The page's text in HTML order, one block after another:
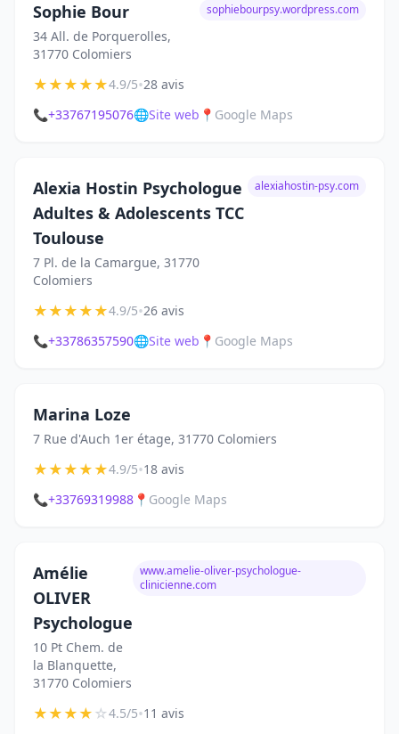
Sophie Bour
34 All. de Porquerolles,
31770 Colomiers
sophiebourpsy.wordpress.com
★★★★★4.9/5•28 avis
📞+33767195076🌐Site web 📍 Google Maps
Alexia Hostin Psychologue
Adultes & Adolescents TCC
Toulouse
7 Pl. de la Camargue, 31770
Colomiers
alexiahostin-psy.com
★★★★★4.9/5•26 avis
📞+33786357590🌐Site web 📍 Google Maps
Marina Loze
7 Rue d'Auch 1er étage, 31770 Colomiers
★★★★★4.9/5•18 avis
📞+33769319988 📍 Google Maps
Amélie
OLIVER
Psychologue
10 Pt Chem. de
la Blanquette,
31770 Colomiers
www.amelie-oliver-psychologue-
clinicienne.com
★★★★☆4.5/5•11 avis